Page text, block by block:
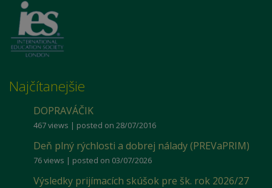
Najčítanejšie
DOPRAVÁČIK
467 views | posted on 28/07/2016
Deň plný rýchlosti a dobrej nálady (PREVaPRIM)
76 views | posted on 03/07/2026
Výsledky prijímacích skúšok pre šk. rok 2026/27